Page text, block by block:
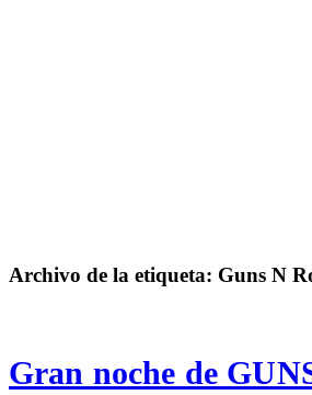
Archivo de la etiqueta: Guns N
Gran noche de